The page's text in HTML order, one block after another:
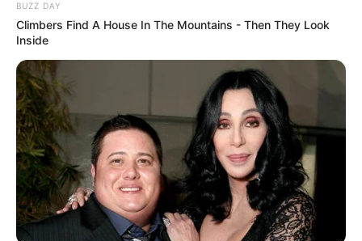
BUZZ DAY
Climbers Find A House In The Mountains - Then They Look
Inside